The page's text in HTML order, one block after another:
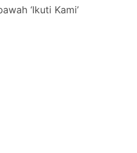
‘Ikuti Kami’